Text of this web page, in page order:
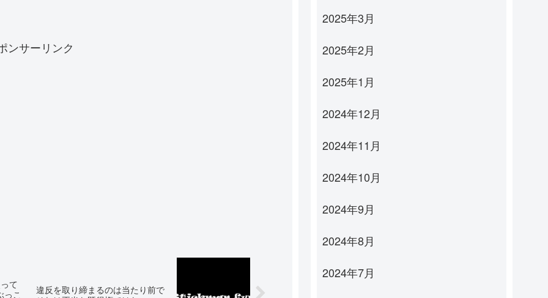
ンサーリンク
て
っこ
違反を取り締まるのは当たり前で
2025年3月
2025年2月
2025年1月
2024年12月
2024年11月
2024年10月
2024年9月
2024年8月
2024年7月